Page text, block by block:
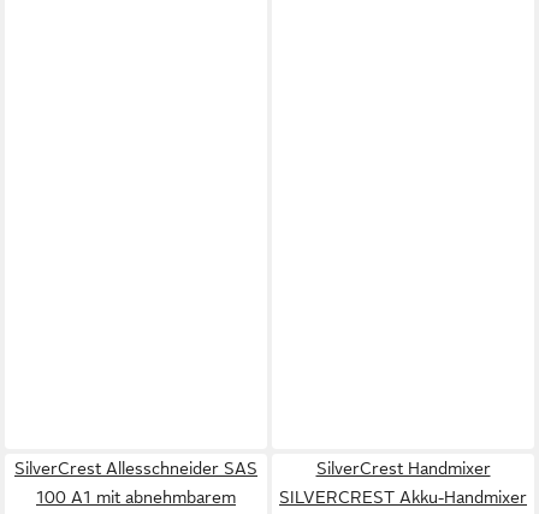
SilverCrest Allesschneider SAS
100 A1 mit abnehmbarem
SilverCrest Handmixer
SILVERCREST Akku-Handmixer